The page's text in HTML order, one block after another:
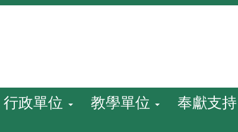
行政單位 教學單位 奉獻支持